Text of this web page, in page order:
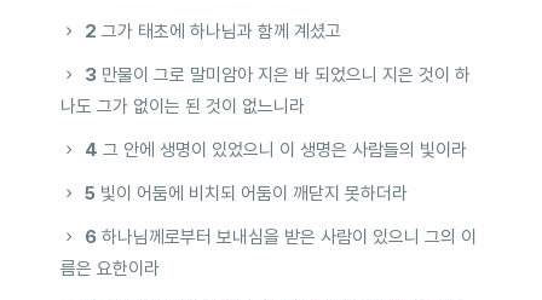
2 그가 태초에 하나님과 함께 계셨고
3만물이 그로 말미암아 지은 바 되었으니 지은 것이 하
나도 그가 없이는 된 것이 없느니라
4 그 안에 생명이 있었으니 이 생명은 사람들의 빛이라
5빛이 어둠에 비치되 어둠이 깨닫지 못하더라
6하나님께로부터 보내심을 받은 사람이 있으니 그의 이
름은 요한이라